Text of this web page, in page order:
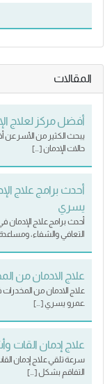
المقالات
أفضل مركز لعلاج
يبحث الكثير من الأسر عن
حالات الإدمان […]
أحدث برامج علاج
يسري
أحدث برامج علاج الإدمان
التعافي والشفاء،
علاج الادمان من
.عمرو يسري […]
علاج إدمان القات
سرعة تلقي علاج إدمان
التفاقم بشكل […]